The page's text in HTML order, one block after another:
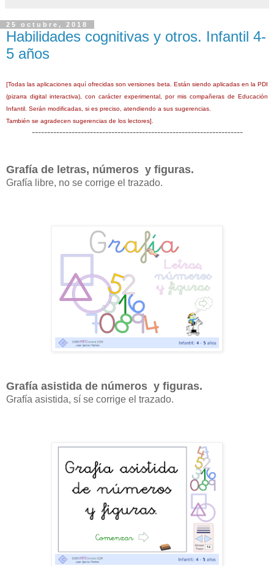
25 octubre, 2018
Habilidades cognitivas y otros. Infantil 4-
5 años
[Todas las aplicaciones aquí ofrecidas son versiones beta. Están siendo aplicadas en la PDI
(pizarra digital interactiva), con carácter experimental, por mis compañeras de Educación
Infantil. Serán modificadas, si es preciso, atendiendo a sus sugerencias.
También se agradecen sugerencias de los lectores].
---------------------------------------------------------------------
Grafía de letras, números y figuras.
Grafía libre, no se corrige el trazado.
Grafía asistida de números y figuras.
Grafía asistida, sí se corrige el trazado.